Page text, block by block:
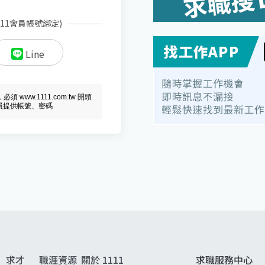
會員帳號綁定)
Line
須 www.1111.com.tw 開頭
提供帳號、密碼
求才 職涯資源 關於 1111 求職服務中心